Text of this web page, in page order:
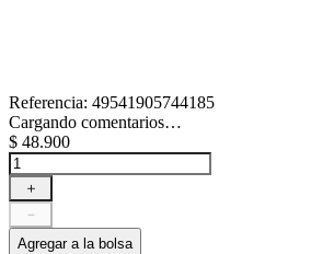
Referencia: 49541905744185
Cargando comentarios…
$ 48.900
＋
－
Agregar a la bolsa